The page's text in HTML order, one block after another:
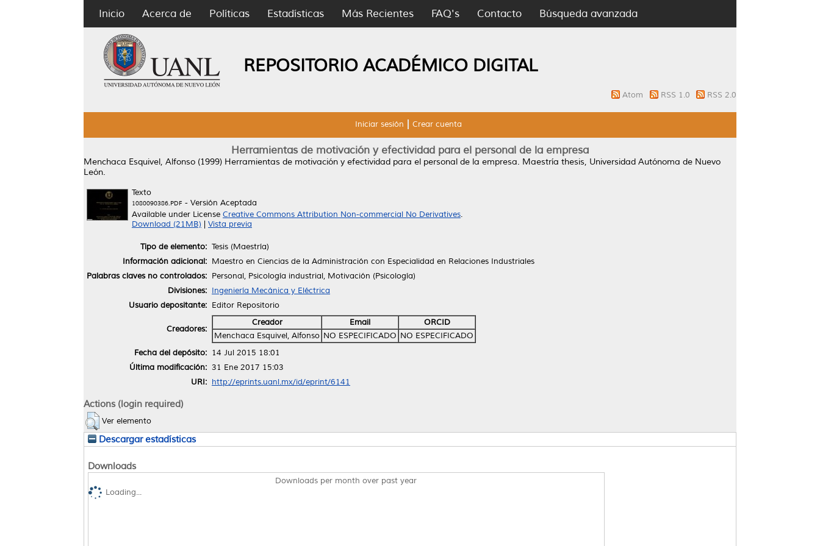
Inicio Acerca de Políticas Estadísticas Más Recientes FAQ's Contacto Búsqueda avanzada
REPOSITORIO ACADÉMICO DIGITAL
Atom RSS 1.0 RSS 2.0
Iniciar sesión Crear cuenta
Herramientas de motivación y efectividad para el personal de la empresa
Menchaca Esquivel, Alfonso (1999) Herramientas de motivación y efectividad para el personal de la empresa. Maestría thesis, Universidad Autónoma de Nuevo
León.
Texto
1080090386.PDF - Versión Aceptada
Available under License Creative Commons Attribution Non-commercial No Derivatives.
Download (21MB)
Vista previa
Tipo de elemento: Tesis (Maestría)
Información adicional: Maestro en Ciencias de la Administración con Especialidad en Relaciones Industriales
Palabras claves no controlados: Personal, Psicología industrial, Motivación (Psicología)
Divisiones: Ingeniería Mecánica y Eléctrica
Usuario depositante: Editor Repositorio
Creadores:
Creador Email
ORCID
Menchaca Esquivel, Alfonso NO ESPECIFICADO NO ESPECIFICADO
Fecha del depósito: 14 Jul 2015 18:01
Última modificación: 31 Ene 2017 15:03
URI: http://eprints.uanl.mx/id/eprint/6141
Actions (login required)
Ver elemento
Descargar estadísticas
Downloads
Downloads per month over past year
Loading...